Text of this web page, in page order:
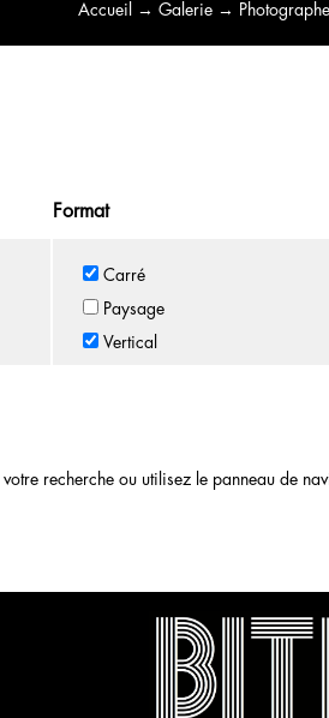
Accueil → Galerie→
Format
Carré
Paysage
Vertical
recherche ou utilisez le panneau de